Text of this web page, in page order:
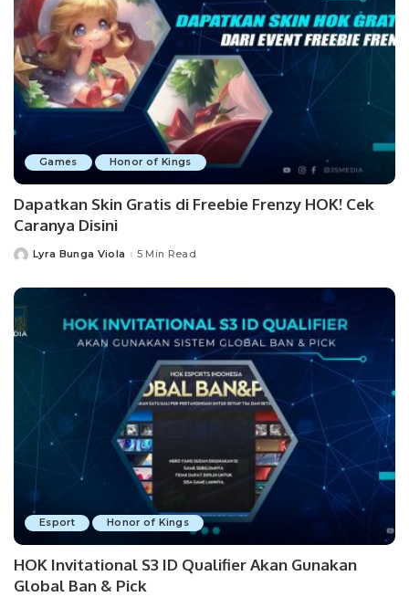
Games Honor of Kings
Dapatkan Skin Gratis di Freebie Frenzy HOK! Cek
Caranya Disini
PostedLyra Bunga Viola 5 Min Read
Esport Honor of Kings
HOK Invitational S3 ID Qualifier Akan Gunakan
Global Ban & Pick